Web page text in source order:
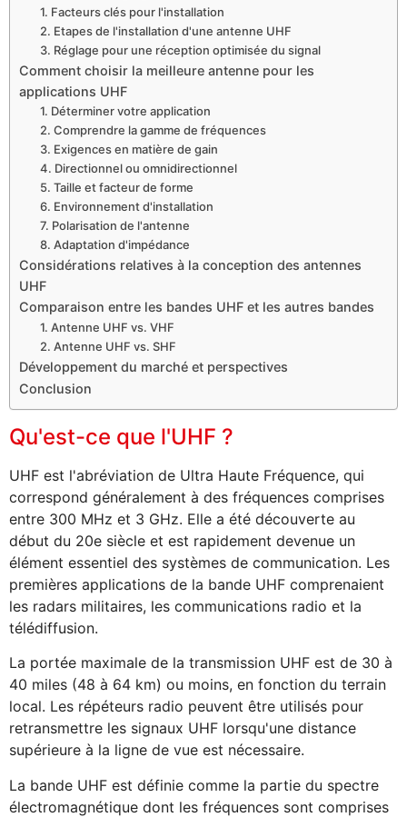
1. Facteurs clés pour l'installation
2. Etapes de l'installation d'une antenne UHF
3. Réglage pour une réception optimisée du signal
Comment choisir la meilleure antenne pour les
applications UHF
1. Déterminer votre application
2. Comprendre la gamme de fréquences
3. Exigences en matière de gain
4. Directionnel ou omnidirectionnel
5. Taille et facteur de forme
6. Environnement d'installation
7. Polarisation de l'antenne
8. Adaptation d'impédance
Considérations relatives à la conception des antennes
UHF
Comparaison entre les bandes UHF et les autres bandes
1. Antenne UHF vs. VHF
2. Antenne UHF vs. SHF
Développement du marché et perspectives
Conclusion
Qu'est-ce que l'UHF ?
UHF est l'abréviation de Ultra Haute Fréquence, qui
correspond généralement à des fréquences comprises
entre 300 MHz et 3 GHz. Elle a été découverte au
début du 20e siècle et est rapidement devenue un
élément essentiel des systèmes de communication. Les
premières applications de la bande UHF comprenaient
les radars militaires, les communications radio et la
télédiffusion.
La portée maximale de la transmission UHF est de 30 à
40 miles (48 à 64 km) ou moins, en fonction du terrain
local. Les répéteurs radio peuvent être utilisés pour
retransmettre les signaux UHF lorsqu'une distance
supérieure à la ligne de vue est nécessaire.
La bande UHF est définie comme la partie du spectre
électromagnétique dont les fréquences sont comprises